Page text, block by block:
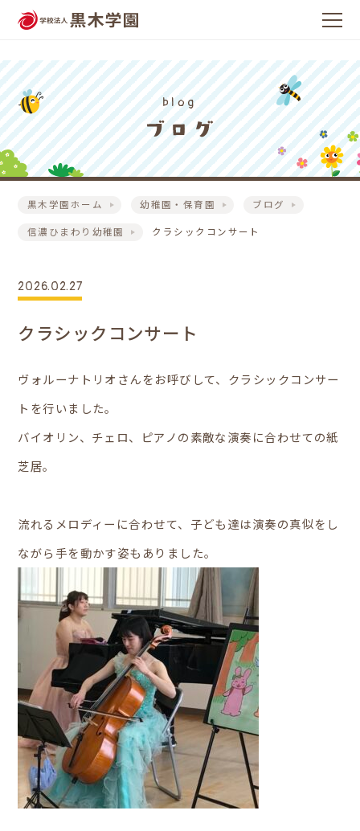
blog
黒木学園ホーム 幼稚園・保育園 ブログ
信濃ひまわり幼稚園 クラシックコンサート
2026.02.27
クラシックコンサート
ヴォルーナトリオさんをお呼びして、クラシックコンサー
トを行いました。
バイオリン、チェロ、ピアノの素敵な演奏に合わせての紙
芝居。
流れるメロディーに合わせて、子ども達は演奏の真似をし
ながら手を動かす姿もありました。